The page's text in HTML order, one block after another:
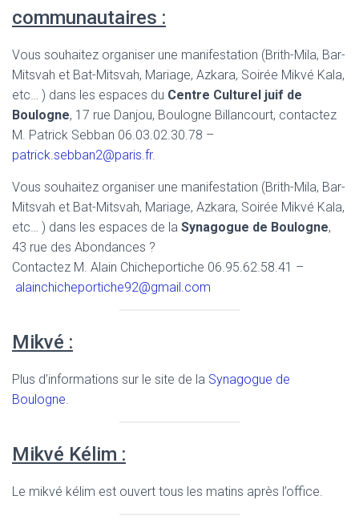
communautaires :
Vous souhaitez organiser une manifestation (Brith-Mila, Bar-
Mitsvah et Bat-Mitsvah, Mariage, Azkara, Soirée Mikvé Kala,
etc… ) dans les espaces du Centre Culturel juif de
Boulogne, 17 rue Danjou, Boulogne Billancourt, contactez
M. Patrick Sebban 06.03.02.30.78 –
patrick.sebban2@paris.fr.
Vous souhaitez organiser une manifestation (Brith-Mila, Bar-
Mitsvah et Bat-Mitsvah, Mariage, Azkara, Soirée Mikvé Kala,
etc… ) dans les espaces de la Synagogue de Boulogne,
43 rue des Abondances ?
Contactez M. Alain Chicheportiche 06.95.62.58.41 –
alainchicheportiche92@gmail.com
Mikvé :
Plus d’informations sur le site de la Synagogue de
Boulogne.
Mikvé Kélim :
Le mikvé kélim est ouvert tous les matins après l’office.